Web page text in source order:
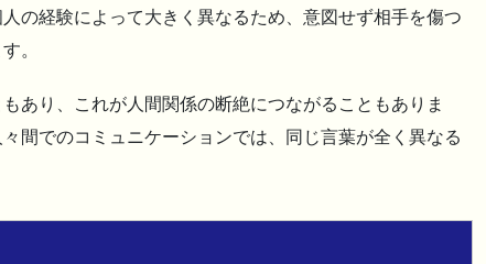
の経験によって大きく異なるため、意図せず相手を傷つ
。
あり、これが人間関係の断絶につながることもありま
間でのコミュニケーションでは、同じ言葉が全く異なる